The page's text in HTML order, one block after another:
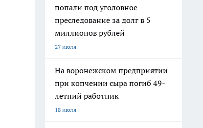
попали под уголовное
преследование за долг в 5
миллионов рублей
27 июля
На воронежском предприятии
при копчении сыра погиб 49-
летний работник
18 июля